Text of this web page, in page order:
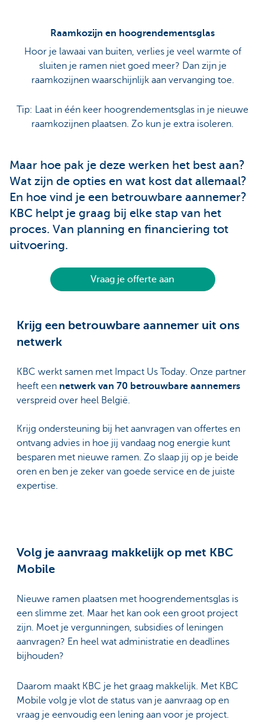
Raamkozijn en hoogrendementsglas
Hoor je lawaai van buiten, verlies je veel warmte of
sluiten je ramen niet goed meer? Dan zijn je
raamkozijnen waarschijnlijk aan vervanging toe.
Tip: Laat in één keer hoogrendementsglas in je nieuwe
raamkozijnen plaatsen. Zo kun je extra isoleren.
Maar hoe pak je deze werken het best aan?
Wat zijn de opties en wat kost dat allemaal?
En hoe vind je een betrouwbare aannemer?
KBC helpt je graag bij elke stap van het
proces. Van planning en financiering tot
uitvoering.
Vraag je offerte aan
Krijg een betrouwbare aannemer uit ons
netwerk
KBC werkt samen met Impact Us Today. Onze partner
heeft een netwerk van 70 betrouwbare aannemers
verspreid over heel België.
Krijg ondersteuning bij het aanvragen van offertes en
ontvang advies in hoe jij vandaag nog energie kunt
besparen met nieuwe ramen. Zo slaap jij op je beide
oren en ben je zeker van goede service en de juiste
expertise.
Volg je aanvraag makkelijk op met KBC
Mobile
Nieuwe ramen plaatsen met hoogrendementsglas is
een slimme zet. Maar het kan ook een groot project
zijn. Moet je vergunningen, subsidies of leningen
aanvragen? En heel wat administratie en deadlines
bijhouden?
Daarom maakt KBC je het graag makkelijk. Met KBC
Mobile volg je vlot de status van je aanvraag op en
vraag je eenvoudig een lening aan voor je project.